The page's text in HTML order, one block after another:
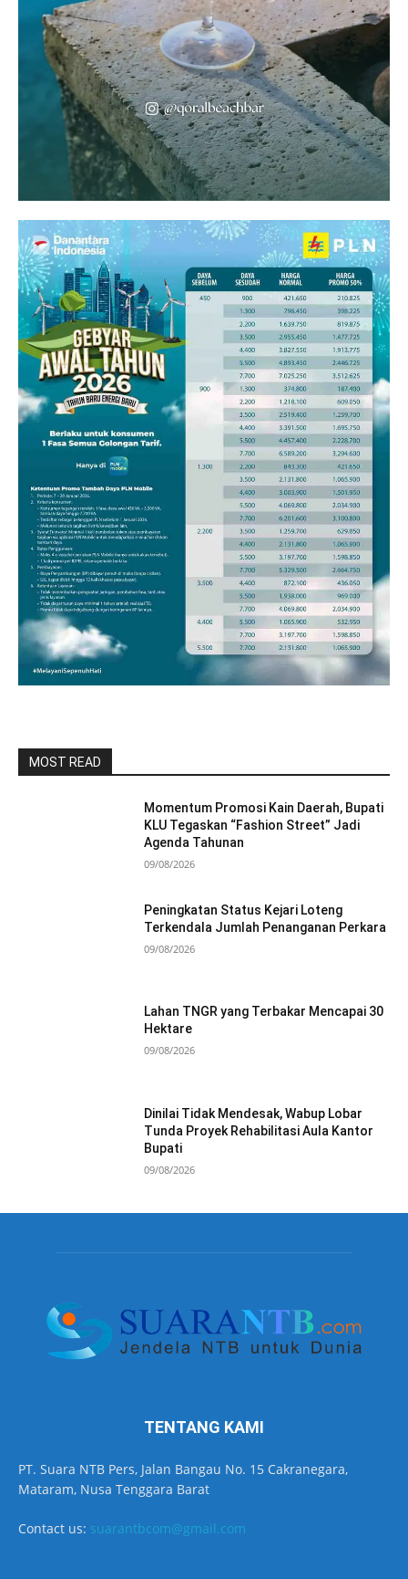
MOST READ
Momentum Promosi Kain Daerah, Bupati
KLU Tegaskan “Fashion Street” Jadi
Agenda Tahunan
09/08/2026
Peningkatan Status Kejari Loteng
Terkendala Jumlah Penanganan Perkara
09/08/2026
Lahan TNGR yang Terbakar Mencapai 30
Hektare
09/08/2026
Dinilai Tidak Mendesak, Wabup Lobar
Tunda Proyek Rehabilitasi Aula Kantor
Bupati
09/08/2026
TENTANG KAMI
PT. Suara NTB Pers, Jalan Bangau No. 15 Cakranegara,
Mataram, Nusa Tenggara Barat
Contact us: suarantbcom@gmail.com